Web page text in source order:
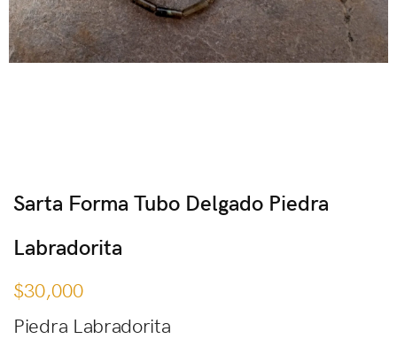
Sarta Forma Tubo Delgado Piedra
Labradorita
$30,000
Piedra Labradorita